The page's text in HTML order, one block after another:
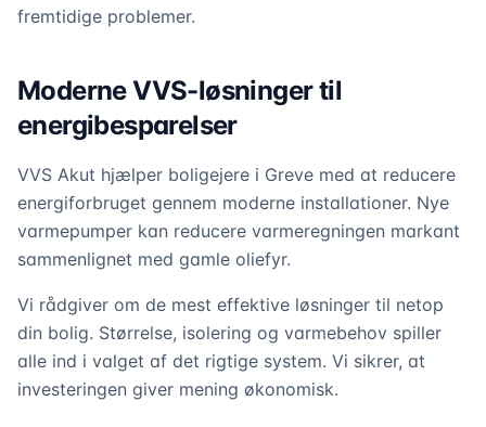
fremtidige problemer.
Moderne VVS-løsninger til
energibesparelser
VVS Akut hjælper boligejere i Greve med at reducere
energiforbruget gennem moderne installationer. Nye
varmepumper kan reducere varmeregningen markant
sammenlignet med gamle oliefyr.
Vi rådgiver om de mest effektive løsninger til netop
din bolig. Størrelse, isolering og varmebehov spiller
alle ind i valget af det rigtige system. Vi sikrer, at
investeringen giver mening økonomisk.